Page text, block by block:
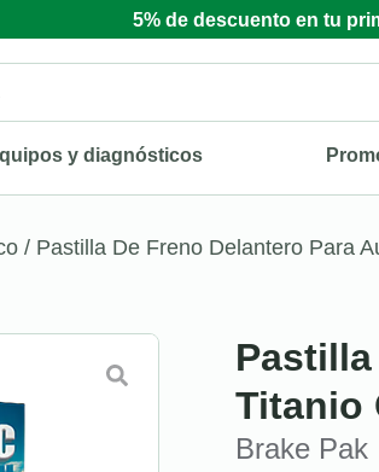
5% de descuento en tu
y diagnósticos
/ Pastilla De Freno Delantero Para
Titanio
Brake Pak